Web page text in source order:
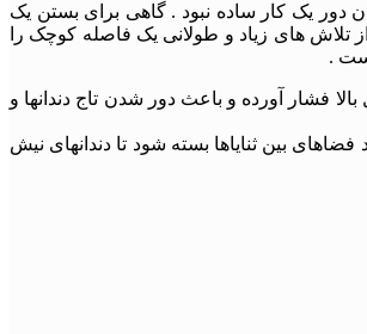
در زمانی نه چندان دور یک کار ساده نبود . گاهی برای بستن یک
تلاش های زیاد و طولانی یک فاصله کوچک را
.
بالا فشار آورده و باعث دور شدن تاج دندانها و
باشد با رویش دندان نیش این فضا بسته خواهد شد.ولی اگر این فضا بیش از 2 میلی متر باشد باید فضاهای بین ثنایاها بسته شود تا دندانهای نیش